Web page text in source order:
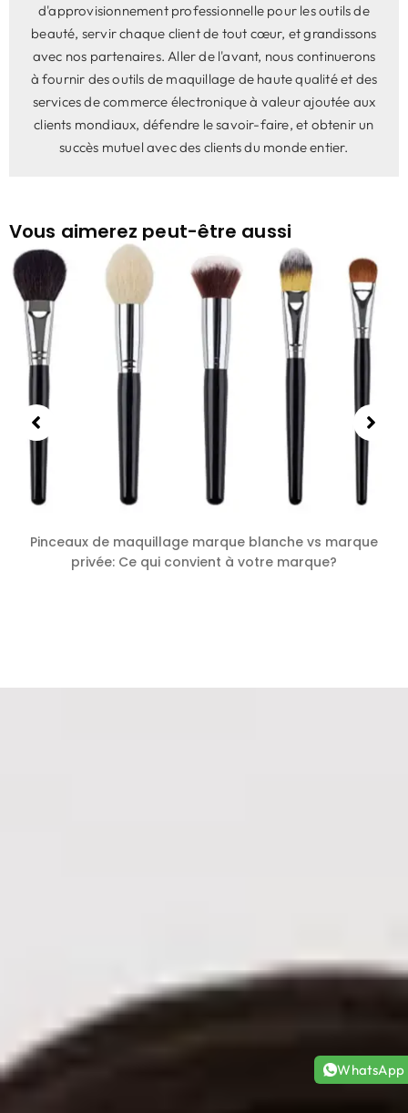
d'approvisionnement professionnelle pour les outils de
beauté, servir chaque client de tout cœur, et grandissons
avec nos partenaires. Aller de l'avant, nous continuerons
à fournir des outils de maquillage de haute qualité et des
services de commerce électronique à valeur ajoutée aux
clients mondiaux, défendre le savoir-faire, et obtenir un
succès mutuel avec des clients du monde entier.
Vous aimerez peut-être aussi
Pinceaux de maquillage marque blanche vs marque
privée: Ce qui convient à votre marque?
WhatsApp